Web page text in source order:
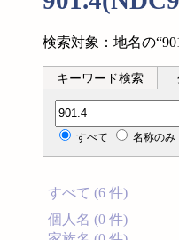
検索対象：地名の
キーワード検索
分類記号検索
すべて 名称のみ
すべて (6 件)
個人名 (0 件)